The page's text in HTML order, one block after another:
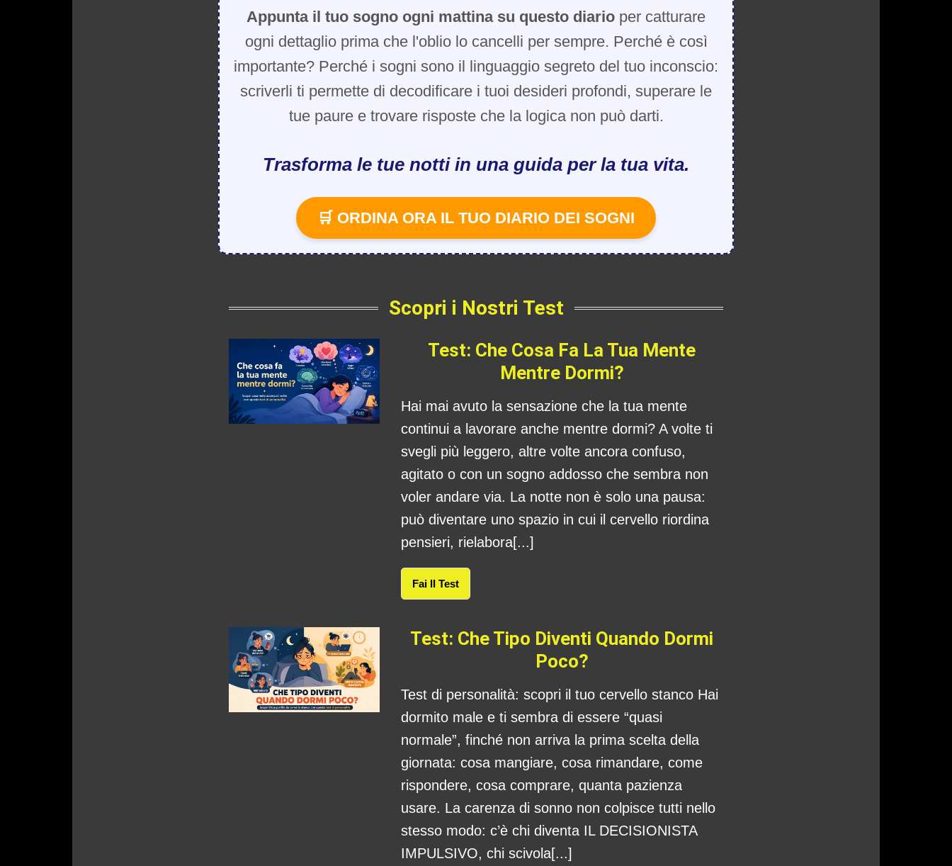
Appunta il tuo sogno ogni mattina su questo diario per catturare
ogni dettaglio prima che l'oblio lo cancelli per sempre. Perché è così
importante? Perché i sogni sono il linguaggio segreto del tuo inconscio:
scriverli ti permette di decodificare i tuoi desideri profondi, superare le
tue paure e trovare risposte che la logica non può darti.
Trasforma le tue notti in una guida per la tua vita.
🛒 ORDINA ORA IL TUO DIARIO DEI SOGNI
Scopri i Nostri Test
Test: Che Cosa Fa La Tua Mente
Mentre Dormi?
Hai mai avuto la sensazione che la tua mente
continui a lavorare anche mentre dormi? A volte ti
svegli più leggero, altre volte ancora confuso,
agitato o con un sogno addosso che sembra non
voler andare via. La notte non è solo una pausa:
può diventare uno spazio in cui il cervello riordina
pensieri, rielabora[...]
Fai Il Test
Test: Che Tipo Diventi Quando Dormi
Poco?
Test di personalità: scopri il tuo cervello stanco Hai
dormito male e ti sembra di essere “quasi
normale”, finché non arriva la prima scelta della
giornata: cosa mangiare, cosa rimandare, come
rispondere, cosa comprare, quanta pazienza
usare. La carenza di sonno non colpisce tutti nello
stesso modo: c’è chi diventa IL DECISIONISTA
IMPULSIVO, chi scivola[...]